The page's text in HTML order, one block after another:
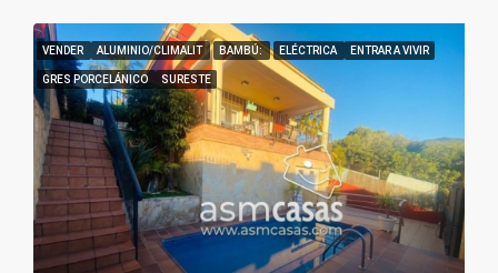
VENDER ALUMINIO/CLIMALIT BAMBÚ: ELÉCTRICA ENTRAR A VIVIR
GRES PORCELÁNICO SURESTE